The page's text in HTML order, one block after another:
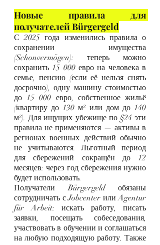
Новые правила для
получателей Bürgergeld
С 2025 года изменились правила о
сохранении имущества
(Schonvermögen): теперь можно
сохранить 15 000 евро на человека в
семье, пенсию (если её нельзя снять
досрочно), одну машину стоимостью
до 15 000 евро, собственное жильё
(квартиру до 130 м² или дом до 140
м²). Для ищущих убежище по §24 эти
правила не применяются — активы в
регионах военных действий обычно
не учитываются. Льготный период
для сбережений сокращён до 12
месяцев: через год сбережения нужно
будет использовать.
Получатели Bürgergeld обязаны
сотрудничать с Jobcenter или Agentur
für Arbeit: искать работу, писать
заявки, посещать собеседования,
участвовать в обучении и соглашаться
на любую подходящую работу. Также